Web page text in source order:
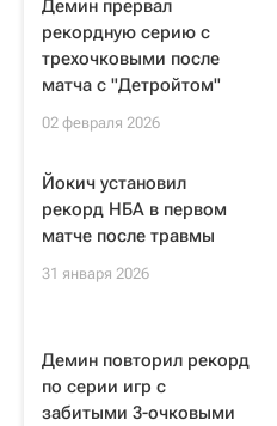
Демин прервал
рекордную серию с
трехочковыми после
матча с "Детройтом"
02 февраля 2026
Йокич установил
рекорд НБА в первом
матче после травмы
31 января 2026
Демин повторил рекорд
по серии игр с
забитыми 3-очковыми